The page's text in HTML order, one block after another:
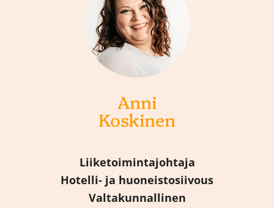
Anni
Koskinen
Liiketoimintajohtaja
Hotelli- ja huoneistosiivous
Valtakunnallinen